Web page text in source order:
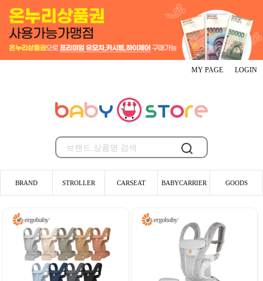
MY PAGE LOGIN
BRAND STROLLER CARSEAT BABYCARRIER GOODS